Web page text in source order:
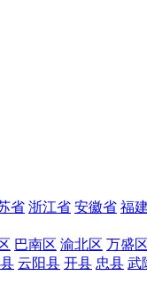
省 浙江省 安徽省 福
巴南区 渝北区 万盛区
云阳县 开县 忠县 武